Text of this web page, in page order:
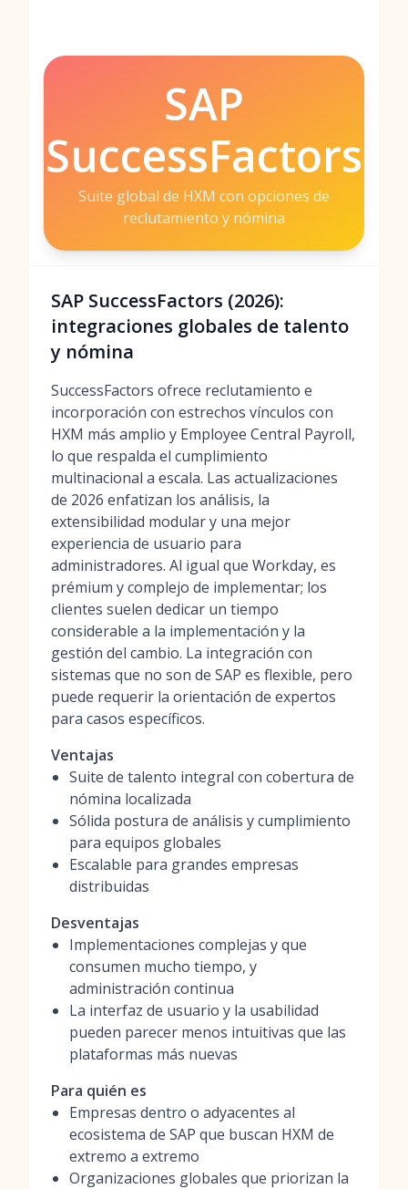
SAP
SuccessFactors
Suite global de HXM con opciones de
reclutamiento y nómina
SAP SuccessFactors (2026):
integraciones globales de talento
y nómina
SuccessFactors ofrece reclutamiento e
incorporación con estrechos vínculos con
HXM más amplio y Employee Central Payroll,
lo que respalda el cumplimiento
multinacional a escala. Las actualizaciones
de 2026 enfatizan los análisis, la
extensibilidad modular y una mejor
experiencia de usuario para
administradores. Al igual que Workday, es
prémium y complejo de implementar; los
clientes suelen dedicar un tiempo
considerable a la implementación y la
gestión del cambio. La integración con
sistemas que no son de SAP es flexible, pero
puede requerir la orientación de expertos
para casos específicos.
Ventajas
Suite de talento integral con cobertura de
nómina localizada
Sólida postura de análisis y cumplimiento
para equipos globales
Escalable para grandes empresas
distribuidas
Desventajas
Implementaciones complejas y que
consumen mucho tiempo, y
administración continua
La interfaz de usuario y la usabilidad
pueden parecer menos intuitivas que las
plataformas más nuevas
Para quién es
Empresas dentro o adyacentes al
ecosistema de SAP que buscan HXM de
extremo a extremo
Organizaciones globales que priorizan la